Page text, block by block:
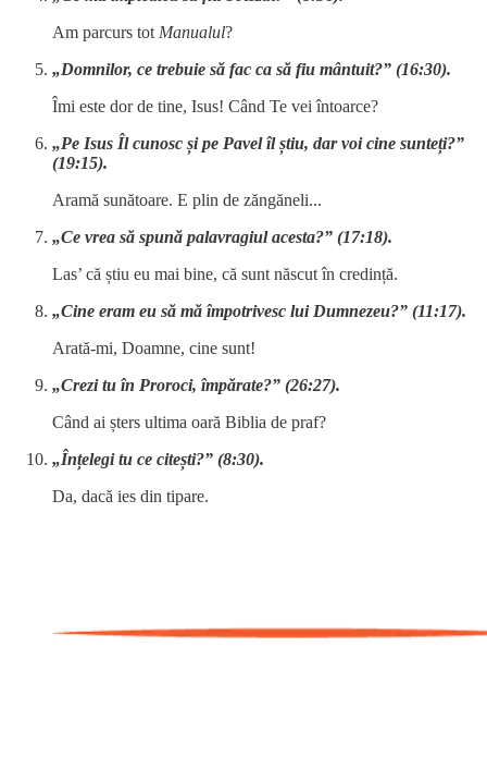
Am parcurs tot Manualul?
„Domnilor, ce trebuie să fac ca să fiu mântuit?” (16:30).
Îmi este dor de tine, Isus! Când Te vei întoarce?
„Pe Isus Îl cunosc și pe Pavel îl știu, dar voi cine sunteți?”
(19:15).
Aramă sunătoare. E plin de zăngăneli...
„Ce vrea să spună palavragiul acesta?” (17:18).
Las’ că știu eu mai bine, că sunt născut în credință.
„Cine eram eu să mă împotrivesc lui Dumnezeu?” (11:17).
Arată-mi, Doamne, cine sunt!
„Crezi tu în Proroci, împărate?” (26:27).
Când ai șters ultima oară Biblia de praf?
„Înțelegi tu ce citești?” (8:30).
Da, dacă ies din tipare.